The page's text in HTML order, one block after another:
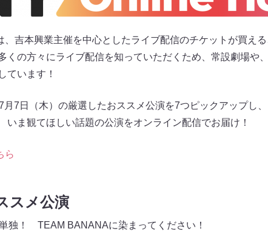
、吉本興業主催を中心としたライブ配信のチケットが買え
くの方々にライブ配信を知っていただくため、常設劇場や
ています！
7日（木）の厳選したおススメ公演を7つピックアップし、
ま観てほしい話題の公演をオンライン配信でお届け！
ら
スメ公演
独！ TEAM BANANAに染まってください！